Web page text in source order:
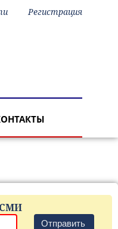
Регистрация
Отправить